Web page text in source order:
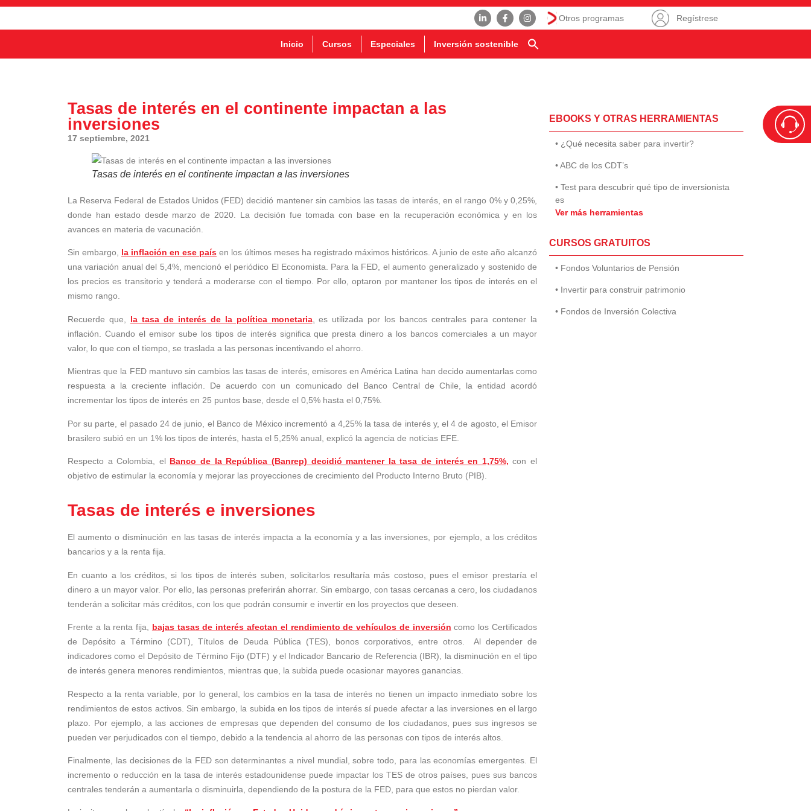
Otros programas Regístrese
Inicio Cursos Especiales Inversión sostenible
Tasas de interés en el continente impactan a las
inversiones
17 septiembre, 2021
Tasas de interés en el continente impactan a las inversiones
La Reserva Federal de Estados Unidos (FED) decidió mantener sin cambios las tasas de interés, en el rango 0% y 0,25%,
donde han estado desde marzo de 2020. La decisión fue tomada con base en la recuperación económica y en los
avances en materia de vacunación.
Sin embargo, la inflación en ese país en los últimos meses ha registrado máximos históricos. A junio de este año alcanzó
una variación anual del 5,4%, mencionó el periódico El Economista. Para la FED, el aumento generalizado y sostenido de
los precios es transitorio y tenderá a moderarse con el tiempo. Por ello, optaron por mantener los tipos de interés en el
mismo rango.
Recuerde que, la tasa de interés de la política monetaria,
es utilizada por los bancos centrales para contener la
inflación. Cuando el emisor sube los tipos de interés significa que presta dinero a los bancos comerciales a un mayor
valor, lo que con el tiempo, se traslada a las personas incentivando el ahorro.
Mientras que la FED mantuvo sin cambios las tasas de interés, emisores en América Latina han decido aumentarlas como
respuesta a la creciente inflación. De acuerdo con un comunicado del Banco Central de Chile, la entidad acordó
incrementar los tipos de interés en 25 puntos base, desde el 0,5% hasta el 0,75%.
Por su parte, el pasado 24 de junio, el Banco de México incrementó a 4,25% la tasa de interés y, el 4 de agosto, el Emisor
brasilero subió en un 1% los tipos de interés, hasta el 5,25% anual, explicó la agencia de noticias EFE.
Respecto a Colombia, el Banco de la República (Banrep) decidió mantener la tasa de interés en 1,75%, con el
objetivo de estimular la economía y mejorar las proyecciones de crecimiento del Producto Interno Bruto (PIB).
Tasas de interés e inversiones
El aumento o disminución en las tasas de interés impacta a la economía y a las inversiones, por ejemplo, a los créditos
bancarios y a la renta fija.
En cuanto a los créditos, si los tipos de interés suben, solicitarlos resultaría más costoso, pues el emisor prestaría el
dinero a un mayor valor. Por ello, las personas preferirán ahorrar. Sin embargo, con tasas cercanas a cero, los ciudadanos
tenderán a solicitar más créditos, con los que podrán consumir e invertir en los proyectos que deseen.
Frente a la renta fija, bajas tasas de interés afectan el rendimiento de vehículos de inversión como los Certificados
de Depósito a Término (CDT), Títulos de Deuda Pública (TES), bonos corporativos, entre otros. Al depender de
indicadores como el Depósito de Término Fijo (DTF) y el Indicador Bancario de Referencia (IBR), la disminución en el tipo
de interés genera menores rendimientos, mientras que, la subida puede ocasionar mayores ganancias.
Respecto a la renta variable, por lo general, los cambios en la tasa de interés no tienen un impacto inmediato sobre los
rendimientos de estos activos. Sin embargo, la subida en los tipos de interés sí puede afectar a las inversiones en el largo
plazo. Por ejemplo, a las acciones de empresas que dependen del consumo de los ciudadanos, pues sus ingresos se
pueden ver perjudicados con el tiempo, debido a la tendencia al ahorro de las personas con tipos de interés altos.
Finalmente, las decisiones de la FED son determinantes a nivel mundial, sobre todo, para las economías emergentes. El
incremento o reducción en la tasa de interés estadounidense puede impactar los TES de otros países, pues sus bancos
centrales tenderán a aumentarla o disminuirla, dependiendo de la postura de la FED, para que estos no pierdan valor.
EBOOKS Y OTRAS HERRAMIENTAS
• ¿Qué necesita saber para invertir?
• ABC de los CDT’s
• Test para descubrir qué tipo de inversionista
es
Ver más herramientas
CURSOS GRATUITOS
• Fondos Voluntarios de Pensión
• Invertir para construir patrimonio
• Fondos de Inversión Colectiva